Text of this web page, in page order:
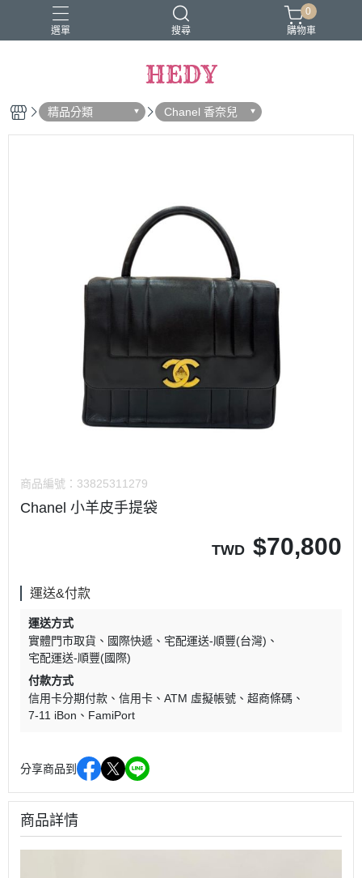
選單 搜尋
0
購物車
HEDY
精品分類 Chanel 香奈兒
商品編號： 33825311279
Chanel 小羊皮手提袋
TWD $70,800
運送&付款
運送方式
實體門市取貨
國際快遞
宅配運送-順豐(台灣)
宅配運送-順豐(國際)
付款方式
信用卡分期付款
信用卡 ATM 虛擬帳號
超商條碼
7-11 iBon
FamiPort
分享商品到
商品詳情